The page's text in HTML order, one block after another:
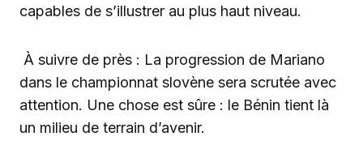
capables de s’illustrer au plus haut niveau.
À suivre de près : La progression de Mariano
dans le championnat slovène sera scrutée avec
attention. Une chose est sûre : le Bénin tient là
un milieu de terrain d’avenir.